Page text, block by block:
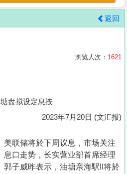
返回
浏览人次： 1621
盘拟设定息按
2023年7月20日 (文汇报)
美联储将於下周议息，市场关注
息口走势，长实营业部首席经理
郭子威昨表示，油塘亲海駅II将於